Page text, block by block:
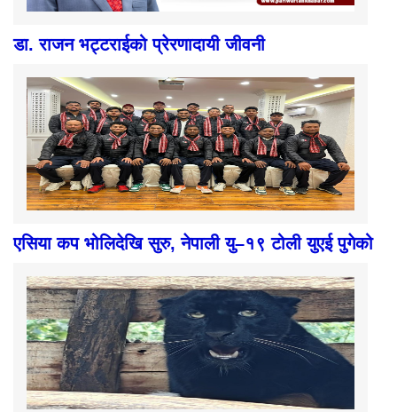
डा. राजन भट्टराईको प्रेरणादायी जीवनी
एसिया कप भोलिदेखि सुरु, नेपाली यु–१९ टोली युएई पुगेको